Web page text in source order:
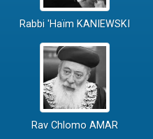
Rabbi 'Haïm KANIEWSKI
Rav Chlomo AMAR